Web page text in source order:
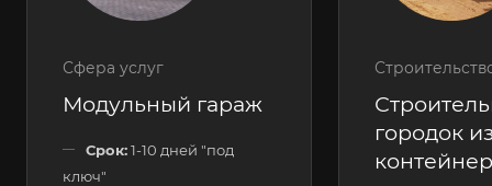
Сфера услуг
Модульный гараж
Срок:1-10 дней "под
ключ"
городок